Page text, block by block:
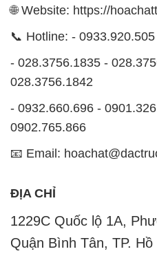
🌐 Website: https://
📞 Hotline: -
- 028.3756.1835 -
028.3756.1842
- 0932.660.696 -
0902.765.866
📧 Email:
ĐỊA CHỈ
1229C Quốc lộ 1A,
Quận Bình Tân, TP.